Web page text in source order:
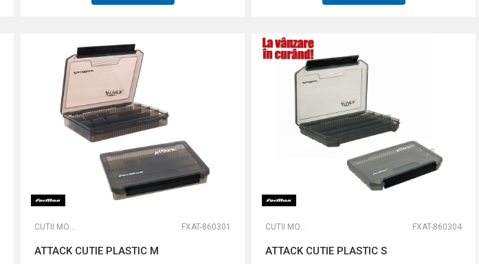
CUTII MONTURI ȘI ACCESORII FXAT-860301
ATTACK CUTIE PLASTIC M
CUTII MONTURI ȘI ACCESORII FXAT-860304
ATTACK CUTIE PLASTIC S